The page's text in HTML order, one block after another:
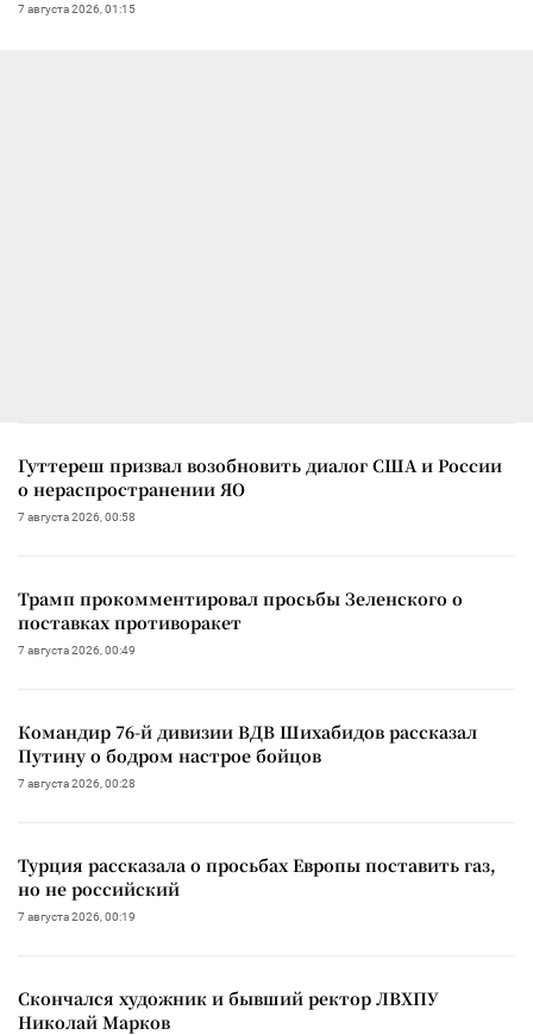
7 августа 2026, 01:15
Гуттереш призвал возобновить диалог США и России
о нераспространении ЯО
7 августа 2026, 00:58
Трамп прокомментировал просьбы Зеленского о
поставках противоракет
7 августа 2026, 00:49
Командир 76-й дивизии ВДВ Шихабидов рассказал
Путину о бодром настрое бойцов
7 августа 2026, 00:28
Турция рассказала о просьбах Европы поставить газ,
но не российский
7 августа 2026, 00:19
Скончался художник и бывший ректор ЛВХПУ
Николай Марков